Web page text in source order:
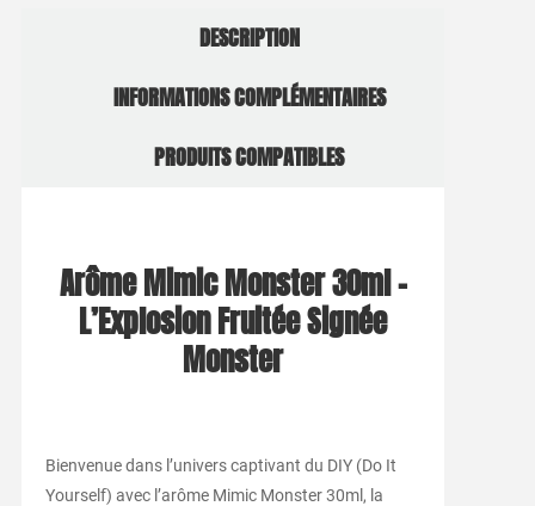
DESCRIPTION
INFORMATIONS COMPLÉMENTAIRES
PRODUITS COMPATIBLES
Arôme Mimic Monster 30ml –
L’Explosion Fruitée Signée
Monster
Bienvenue dans l’univers captivant du DIY (Do It
Yourself) avec l’arôme Mimic Monster 30ml, la